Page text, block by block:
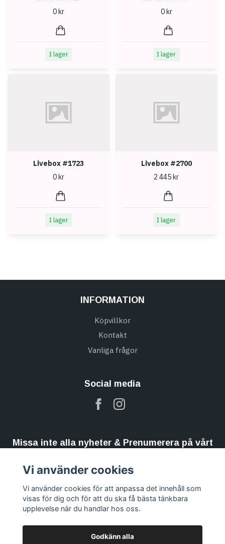
0 kr
I lager
0 kr
I lager
Livebox #1723
0 kr
I lager
Livebox #2700
2 445 kr
I lager
INFORMATION
Köpvillkor
Kontakt
Vanliga frågor
Social media
Missa inte alla nyheter & Prenumerera på vårt
Vi använder cookies
Vi använder cookies för att anpassa det innehåll som
visas för dig och för att du ska få bästa tänkbara
upplevelse när du handlar hos oss.
Godkänn alla